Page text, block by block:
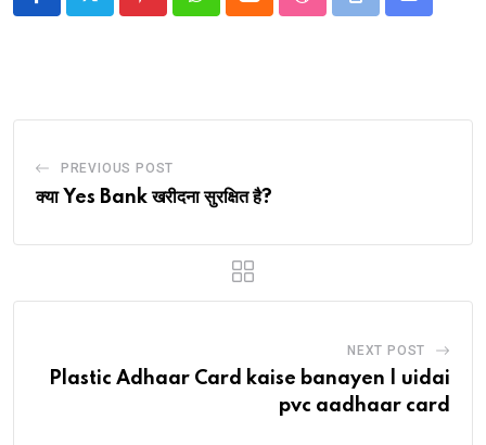
PinterestWhatsappCloud StumbleUpon
Print
Share
PREVIOUS POST
क्या Yes Bank खरीदना सुरक्षित है?
NEXT POST
Plastic Adhaar Card kaise banayen | uidai
pvc aadhaar card